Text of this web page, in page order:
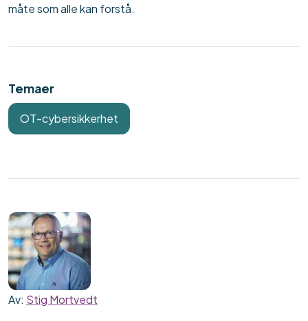
måte som alle kan forstå.
Temaer
OT-cybersikkerhet
Av: Stig Mortvedt